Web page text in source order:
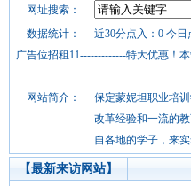
网址搜索：
数据统计：
近30分点入：0 今
广告位招租11-------------特大优惠！
网站简介：
保定蒙妮坦职业培
改革经验和一流的
自各地的学子，来
【最新来访网站】